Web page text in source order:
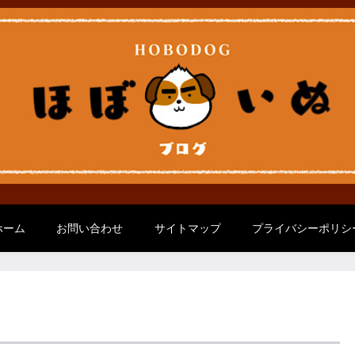
ーム お問い合わせ サイトマップ プライバシーポリシ